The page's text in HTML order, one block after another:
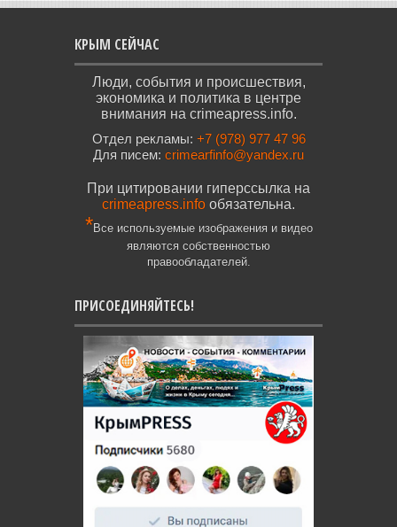
КРЫМ СЕЙЧАС
Люди, события и происшествия,
экономика и политика в центре
внимания на crimeapress.info.
Отдел рекламы: +7 (978) 977 47 96
Для писем: crimearfinfo@yandex.ru
При цитировании гиперссылка на
crimeapress.info обязательна.
*Все используемые изображения и видео
являются собственностью
правообладателей.
ПРИСОЕДИНЯЙТЕСЬ!